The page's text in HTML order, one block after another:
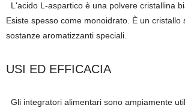
L'acido L-aspartico è una polvere cristallina
Esiste spesso come monoidrato. È un
sostanze aromatizzanti speciali.
USI ED EFFICACIA
Gli integratori alimentari sono ampiamente